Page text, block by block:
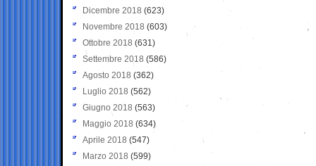
Dicembre 2018 (623)
Novembre 2018 (603)
Ottobre 2018 (631)
Settembre 2018 (586)
Agosto 2018 (362)
Luglio 2018 (562)
Giugno 2018 (563)
Maggio 2018 (634)
Aprile 2018 (547)
Marzo 2018 (599)